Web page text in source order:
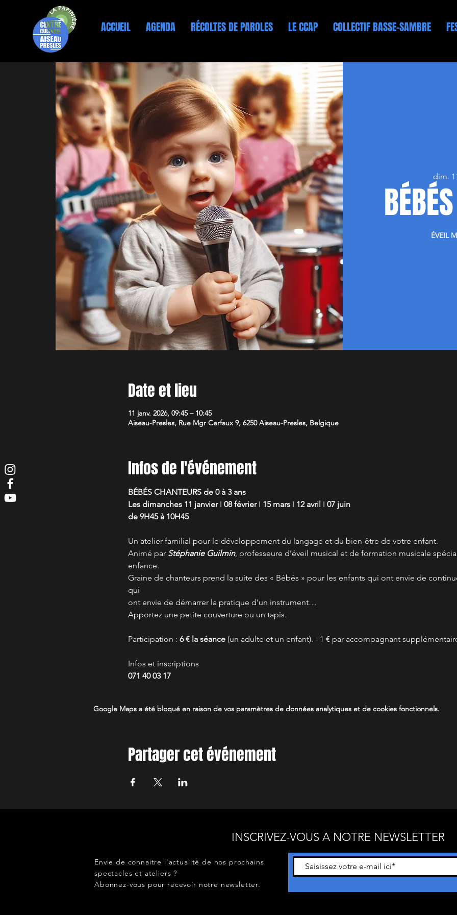
ACCUEIL AGENDA RÉCOLTES DE PAROLES LE CCAP COLLECTIF BASSE-SAMBRE
dim.
ÉVEIL
Date et lieu
11 janv. 2026, 09:45 – 10:45
Aiseau-Presles, Rue Mgr Cerfaux 9, 6250 Aiseau-Presles, Belgique
Infos de l'événement
BÉBÉS CHANTEURS de 0 à 3 ans
Les dimanches 11 janvier I 08 février I 15 mars I 12 avril I 07 juin
de 9H45 à 10H45
Un atelier familial pour le développement du langage et du bien-être de votre enfant.
Animé par Stéphanie Guilmin, professeure d’éveil musical et de formation musicale
enfance.
Graine de chanteurs prend la suite des « Bébés » pour les enfants qui ont envie de
qui
ont envie de démarrer la pratique d’un instrument…
Apportez une petite couverture ou un tapis.
Participation : 6 € la séance (un adulte et un enfant). - 1 € par accompagnant
Infos et inscriptions
071 40 03 17
Google Maps a été bloqué en raison de vos paramètres de données analytiques et de cookies fonctionnels.
Partager cet événement
INSCRIVEZ-VOUS A NOTRE NEWSLETTER
Envie de connaitre l'actualité de nos prochains
spectacles et ateliers ?
Abonnez-vous pour recevoir notre newsletter.